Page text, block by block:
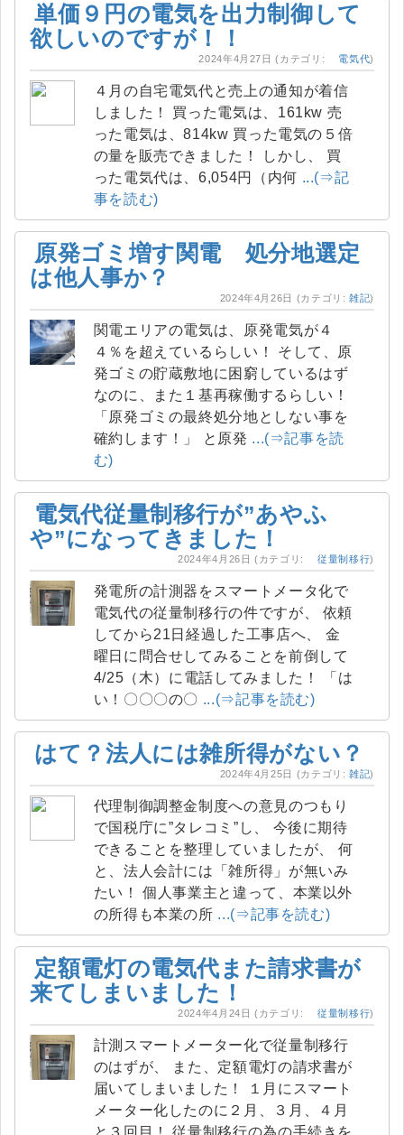
単価９円の電気を出力制御して
欲しいのですが！！
2024年4月27日 (カテゴリ: 電気代)
４月の自宅電気代と売上の通知が着信
しました！ 買った電気は、161kw 売
った電気は、814kw 買った電気の５倍
の量を販売できました！ しかし、 買
った電気代は、6,054円（内何 ...(⇒記
事を読む)
原発ゴミ増す関電 処分地選定
は他人事か？
2024年4月26日 (カテゴリ:雑記)
関電エリアの電気は、原発電気が４
４％を超えているらしい！ そして、原
発ゴミの貯蔵敷地に困窮しているはず
なのに、また１基再稼働するらしい！
「原発ゴミの最終処分地としない事を
確約します！」 と原発 ...(⇒記事を読
む)
電気代従量制移行が”あやふ
や”になってきました！
2024年4月26日 (カテゴリ: 従量制移行)
発電所の計測器をスマートメータ化で
電気代の従量制移行の件ですが、 依頼
してから21日経過した工事店へ、 金
曜日に問合せしてみることを前倒して
4/25（木）に電話してみました！ 「は
い！〇〇〇の〇 ...(⇒記事を読む)
はて？法人には雑所得がない？
2024年4月25日 (カテゴリ:雑記)
代理制御調整金制度への意見のつもり
で国税庁に”タレコミ”し、 今後に期待
できることを整理していましたが、 何
と、法人会計には「雑所得」が無いみ
たい！ 個人事業主と違って、本業以外
の所得も本業の所 ...(⇒記事を読む)
定額電灯の電気代また請求書が
来てしまいました！
2024年4月24日 (カテゴリ: 従量制移行)
計測スマートメーター化で従量制移行
のはずが、 また、定額電灯の請求書が
届いてしまいました！ １月にスマート
メーター化したのに２月、３月、４月
と３回目！ 従量制移行の為の手続きを